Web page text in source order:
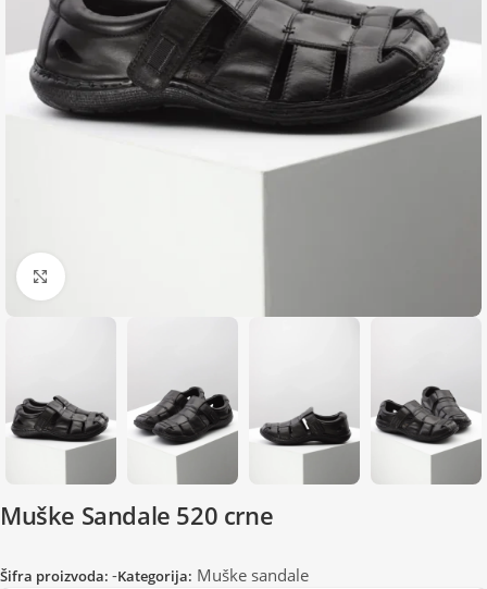
Zumiraj sliku
Muške Sandale 520 crne
Šifra proizvoda: -Kategorija: Muške sandale